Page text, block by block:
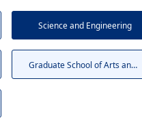
Science and Engineering
Graduate School of Arts and S...